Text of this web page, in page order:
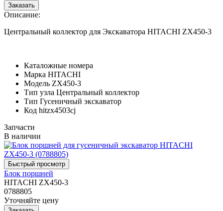
Описание:
Центральный коллектор для Экскаватора HITACHI ZX450-3
Каталожные номера
Марка HITACHI
Модель ZX450-3
Тип узла Центральный коллектор
Тип Гусеничный экскаватор
Код hitzx4503cj
Запчасти
В наличии
Блок поршней
HITACHI ZX450-3
0788805
Уточняйте цену